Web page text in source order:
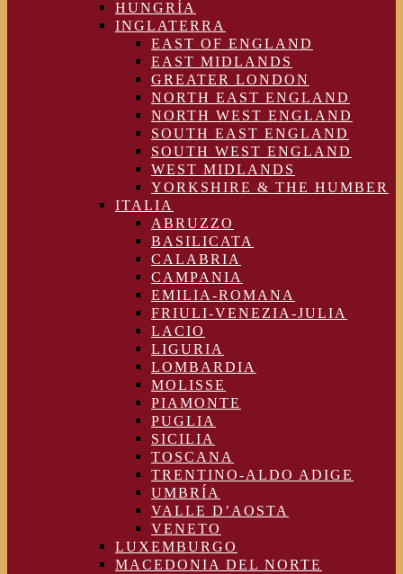
HUNGRÍA
INGLATERRA
EAST OF ENGLAND
EAST MIDLANDS
GREATER LONDON
NORTH EAST ENGLAND
NORTH WEST ENGLAND
SOUTH EAST ENGLAND
SOUTH WEST ENGLAND
WEST MIDLANDS
YORKSHIRE & THE HUMBER
ITALIA
ABRUZZO
BASILICATA
CALABRIA
CAMPANIA
EMILIA-ROMANA
FRIULI-VENEZIA-JULIA
LACIO
LIGURIA
LOMBARDIA
MOLISSE
PIAMONTE
PUGLIA
SICILIA
TOSCANA
TRENTINO-ALDO ADIGE
UMBRÍA
VALLE D’AOSTA
VENETO
LUXEMBURGO
MACEDONIA DEL NORTE